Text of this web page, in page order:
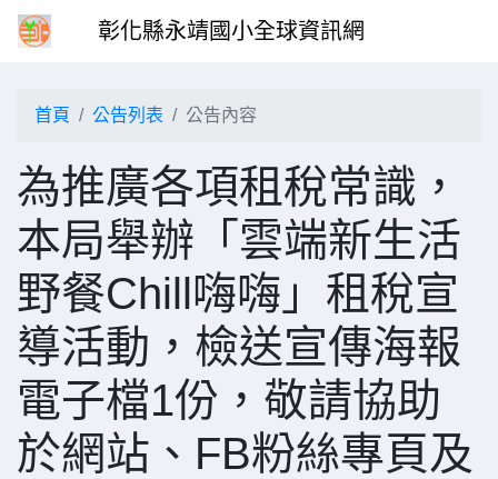
彰化縣永靖國小全球資訊網
首頁 公告列表 公告內容
為推廣各項租稅常識，
本局舉辦「雲端新生活
野餐Chill嗨嗨」租稅宣
導活動，檢送宣傳海報
電子檔1份，敬請協助
於網站、FB粉絲專頁及